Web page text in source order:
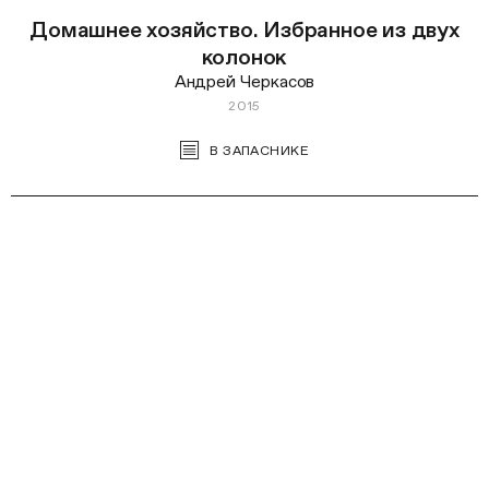
Домашнее хозяйство. Избранное из двух
колонок
Андрей Черкасов
2015
В ЗАПАСНИКЕ